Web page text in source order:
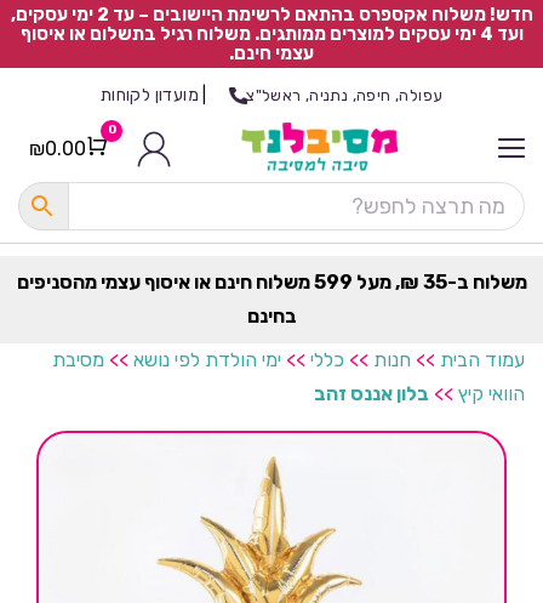
חדש! משלוח אקספרס בהתאם לרשימת היישובים – עד 2 ימי עסקים,
ועד 4 ימי עסקים למוצרים ממותגים. משלוח רגיל בתשלום או איסוף
עצמי חינם.
עפולה, חיפה, נתניה, ראשל"צ מועדון לקוחות
Cart
0
₪0.00
משלוח ב-35 ₪, מעל 599 משלוח חינם או איסוף עצמי מהסניפים
בחינם
עמוד הבית >> חנות >> כללי >> ימי הולדת לפי נושא >> מסיבת
הוואי קיץ >> בלון אננס זהב